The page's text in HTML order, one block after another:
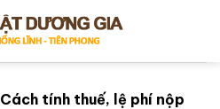
Cách tính thuế, lệ phí nộp